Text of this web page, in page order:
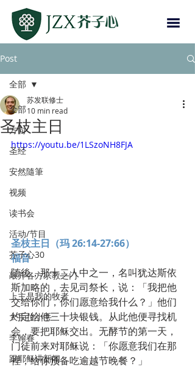
Post
全部
方向
圣经
安然隨筆
视频
读书会
活动/节目
芥子心30
敲开各方宗教之门
上主是我的牧者
大手拉小手
李翰春
跟耶稣讲新闻
全部
圣枝主日
苏发联修士
10 min read
https://youtu.be/1LSzoNH8FJA
圣枝主日（玛 26:14-27:66）
福音
随後，那十二人中之一，名叫犹达斯依
斯加略的，去见司祭长，说：「我把他
交给你们，你们愿意给我什么？」他们
约定给他三十块银钱。从此他便寻找机
会，要把耶稣交出。无酵节的第一天，
门徒前来对耶稣说：「你愿意我们在那
裡，给你预备吃逾越节晚餐？」